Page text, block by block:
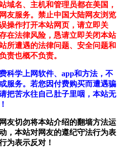
域名、主机和管理员都在美国，
友服务。禁止中国大陆网友浏览
操作打开本站网页，请立即关
在法律风险，恳请立即关闭本站
所遭遇的法律问题、安全问题和
责也概不负责。
科学上网软件、app和方法，不
服务。若您因付费购买而遭遇骗
把苦水往自己肚子里咽，本站无
友切勿将本站介绍的翻墙方法运
，本站对网友的遵纪守法行为表
为表示反对！